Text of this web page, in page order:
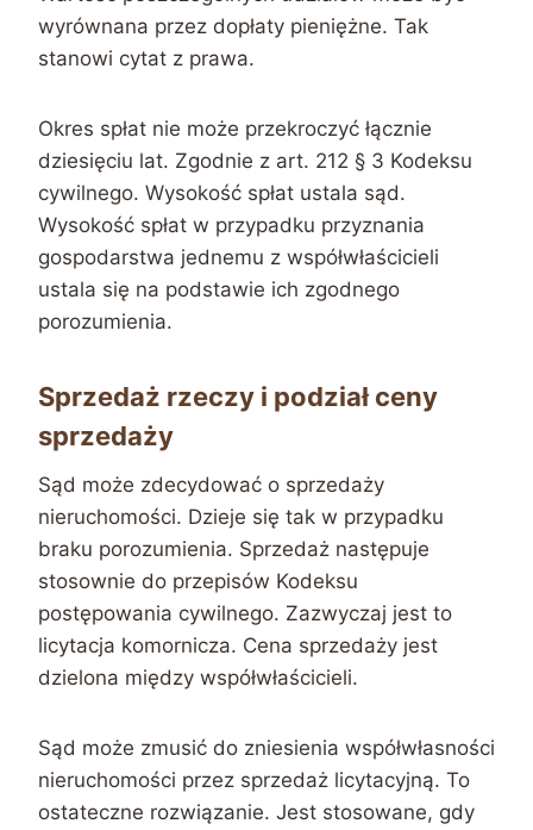
wyrównana przez dopłaty pieniężne. Tak
stanowi cytat z prawa.
Okres spłat nie może przekroczyć łącznie
dziesięciu lat. Zgodnie z art. 212 § 3 Kodeksu
cywilnego. Wysokość spłat ustala sąd.
Wysokość spłat w przypadku przyznania
gospodarstwa jednemu z współwłaścicieli
ustala się na podstawie ich zgodnego
porozumienia.
Sprzedaż rzeczy i podział ceny
sprzedaży
Sąd może zdecydować o sprzedaży
nieruchomości. Dzieje się tak w przypadku
braku porozumienia. Sprzedaż następuje
stosownie do przepisów Kodeksu
postępowania cywilnego. Zazwyczaj jest to
licytacja komornicza. Cena sprzedaży jest
dzielona między współwłaścicieli.
Sąd może zmusić do zniesienia współwłasności
nieruchomości przez sprzedaż licytacyjną. To
ostateczne rozwiązanie. Jest stosowane, gdy